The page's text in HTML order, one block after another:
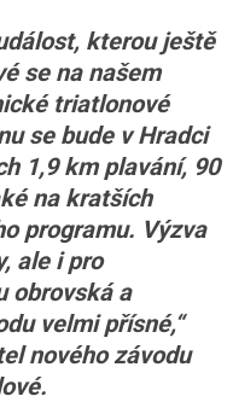
kterou ještě
se na našem
triatlonové
se bude v Hradci
1,9 km plavání, 90
na kratších
programu. Výzva
ale i pro
obrovská a
velmi přísné,“
nového závodu